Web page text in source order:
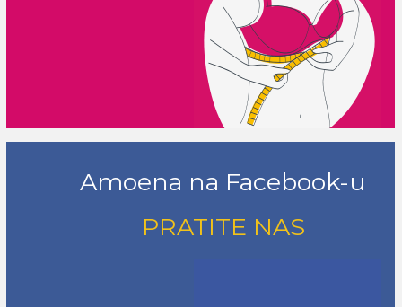
Amoena na Facebook-u
PRATITE NAS